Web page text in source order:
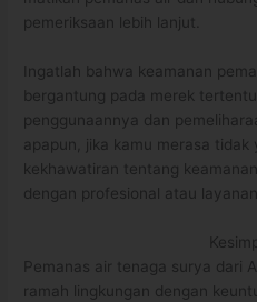
pemeriksaan lebih lanjut.
Ingatlah bahwa keamanan
bergantung pada merek
penggunaannya dan
apapun, jika kamu merasa tidak
kekhawatiran tentang
dengan profesional atau
Pemanas air tenaga surya dari
ramah lingkungan dengan